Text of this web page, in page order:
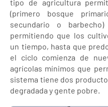
tipo de agricultura
(primero bosque
secundario o
permitiendo que los
un tiempo, hasta que
el ciclo comienza de
agrícolas mínimos que
sistema tiene dos
degradada y gente pobre.